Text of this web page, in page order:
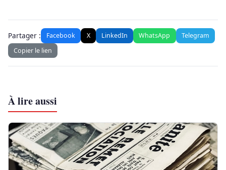
Partager : Facebook X LinkedIn WhatsApp
Telegram
Copier le lien
À lire aussi